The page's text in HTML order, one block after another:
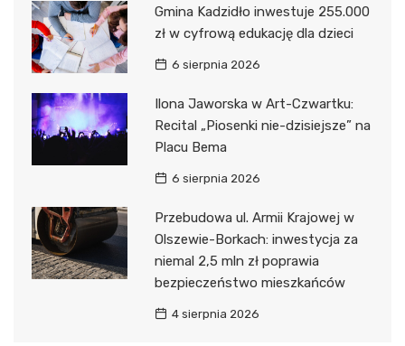
Gmina Kadzidło inwestuje 255.000
zł w cyfrową edukację dla dzieci
6 sierpnia 2026
Ilona Jaworska w Art-Czwartku:
Recital „Piosenki nie-dzisiejsze” na
Placu Bema
6 sierpnia 2026
Przebudowa ul. Armii Krajowej w
Olszewie-Borkach: inwestycja za
niemal 2,5 mln zł poprawia
bezpieczeństwo mieszkańców
4 sierpnia 2026